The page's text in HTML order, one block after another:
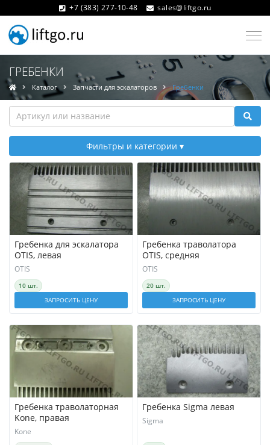
+7 (383) 277-10-48 sales@liftgo.ru
ГРЕБЕНКИ
Каталог Запчасти для эскалаторов Гребенки
Фильтры и категории
Гребенка для эскалатора
OTIS, левая
OTIS
10 шт.
ЗАПРОСИТЬ ЦЕНУ
Гребенка траволатора
OTIS, средняя
OTIS
20 шт.
ЗАПРОСИТЬ ЦЕНУ
Гребенка траволаторная
Kone, правая
Kone
Гребенка Sigma левая
Sigma